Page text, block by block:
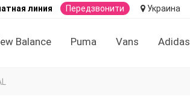
Balance Puma Vans Adidas
линия Передзвонити Украина